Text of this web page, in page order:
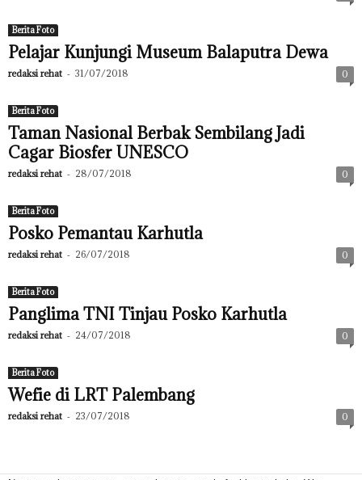
Berita Foto
Pelajar Kunjungi Museum Balaputra Dewa
redaksi rehat - 31/07/2018 0
Berita Foto
Taman Nasional Berbak Sembilang Jadi
Cagar Biosfer UNESCO
redaksi rehat - 28/07/2018 0
Berita Foto
Posko Pemantau Karhutla
redaksi rehat - 26/07/2018 0
Berita Foto
Panglima TNI Tinjau Posko Karhutla
redaksi rehat - 24/07/2018 0
Berita Foto
Wefie di LRT Palembang
redaksi rehat - 23/07/2018 0